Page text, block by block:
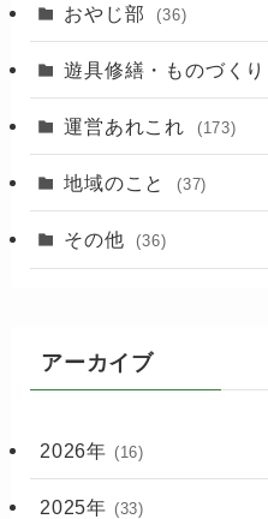
おやじ部 (36)
遊具修繕・ものづくり
運営あれこれ (173)
地域のこと (37)
その他 (36)
アーカイブ
2026年 (16)
2025年 (33)